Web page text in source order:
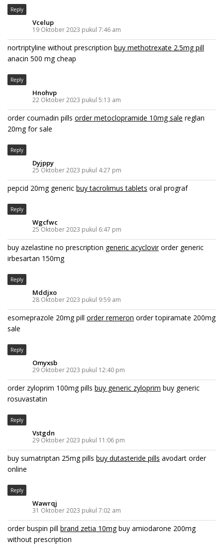
Reply
Vcelup
19 Oktober 2023 pukul 7:46 am
nortriptyline without prescription buy methotrexate 2.5mg pill
anacin 500 mg cheap
Reply
Hnohvp
22 Oktober 2023 pukul 5:13 am
order coumadin pills order metoclopramide 10mg sale reglan
20mg for sale
Reply
Dyjppy
25 Oktober 2023 pukul 4:27 pm
pepcid 20mg generic buy tacrolimus tablets oral prograf
Reply
Wgcfwc
25 Oktober 2023 pukul 6:47 pm
buy azelastine no prescription generic acyclovirorder generic
irbesartan 150mg
Reply
Mddjxo
28 Oktober 2023 pukul 9:59 am
esomeprazole 20mg pill order remeron order topiramate 200mg
sale
Reply
Omyxsb
29 Oktober 2023 pukul 12:40 pm
order zyloprim 100mg pills buy generic zyloprim buy generic
rosuvastatin
Reply
Vstgdn
29 Oktober 2023 pukul 11:06 pm
buy sumatriptan 25mg pills buy dutasteride pills avodart order
online
Reply
Wawrqj
31 Oktober 2023 pukul 7:02 am
order buspin pill brand zetia 10mgbuy amiodarone 200mg
without prescription